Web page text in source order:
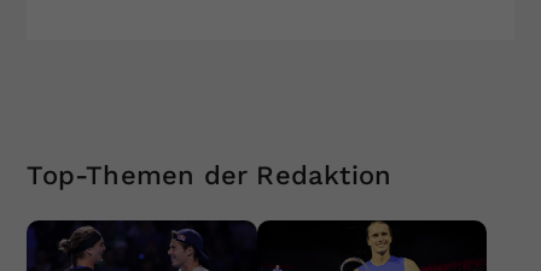
Top-Themen der Redaktion